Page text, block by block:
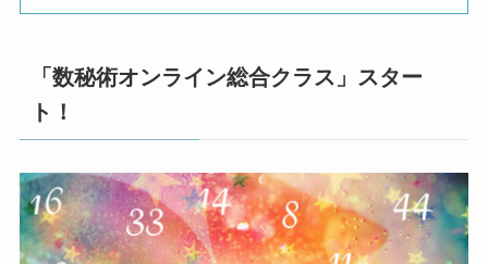
「数秘術オンライン総合クラス」スター
ト！